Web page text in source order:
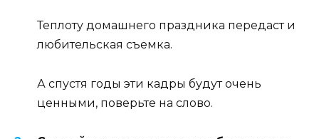
Теплоту домашнего праздника передаст и
любительская съемка.
А спустя годы эти кадры будут очень
ценными, поверьте на слово.